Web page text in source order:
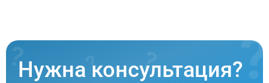
Нужна консультация?